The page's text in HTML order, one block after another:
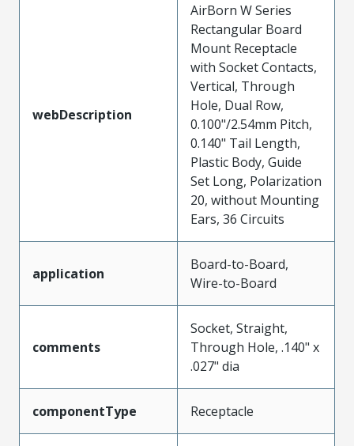
webDescription
AirBorn W Series
Rectangular Board
Mount Receptacle
with Socket Contacts,
Vertical, Through
Hole, Dual Row,
0.100"/2.54mm Pitch,
0.140" Tail Length,
Plastic Body, Guide
Set Long, Polarization
20, without Mounting
Ears, 36 Circuits
application
Board-to-Board,
Wire-to-Board
comments
Socket, Straight,
Through Hole, .140" x
.027" dia
componentType Receptacle